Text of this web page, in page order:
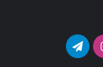
اینستاگرامتلگرام